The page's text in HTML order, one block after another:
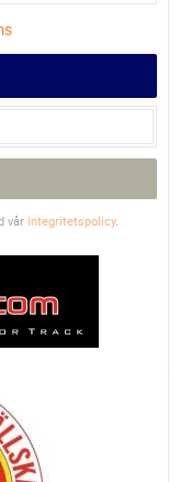
vår integritetspolicy.